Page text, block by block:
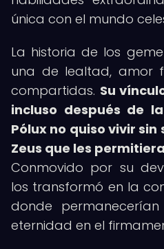
única con el mundo
La historia de los
una de lealtad, amor
compartidas. Su
incluso después de
Pólux no quiso vivir
Zeus que les
Conmovido por su
los transformó en la
donde
eternidad en el